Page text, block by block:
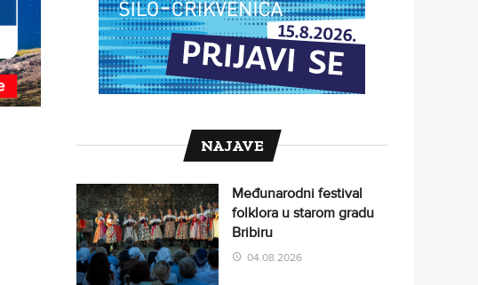
NAJAVE
Međunarodni festival
folklora u starom gradu
Bribiru
04.08.2026